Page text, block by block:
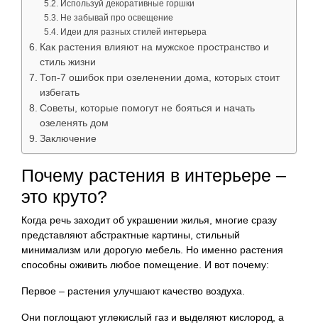
Используй декоративные горшки
Не забывай про освещение
Идеи для разных стилей интерьера
Как растения влияют на мужское пространство и
стиль жизни
Топ-7 ошибок при озеленении дома, которых стоит
избегать
Советы, которые помогут не бояться и начать
озеленять дом
Заключение
Почему растения в интерьере –
это круто?
Когда речь заходит об украшении жилья, многие сразу
представляют абстрактные картины, стильный
минимализм или дорогую мебель. Но именно растения
способны оживить любое помещение. И вот почему:
Первое – растения улучшают качество воздуха.
Они поглощают углекислый газ и выделяют кислород, а